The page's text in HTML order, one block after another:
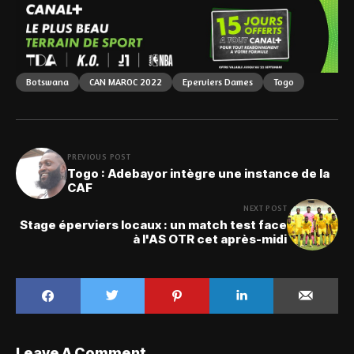
Botswana CAN MAROC 2022 Eperviers Dames Togo
PREVIOUS POST
Togo : Adebayor intègre une instance de la
CAF
NEXT POST
Stage éperviers locaux : un match test face
à l'AS OTR cet après-midi